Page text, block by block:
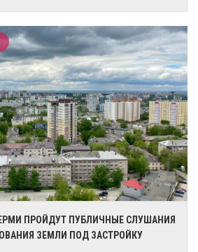
ПРОЙДУТ ПУБЛИЧНЫЕ СЛУШАНИЯ
ЗЕМЛИ ПОД ЗАСТРОЙКУ